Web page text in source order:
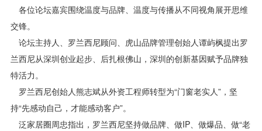
各位论坛嘉宾围绕温度与品牌、温度与传播从不同视角展开思维
交锋。
论坛主持人、罗兰西尼顾问、虎山品牌管理创始人谭屿枫提出罗
兰西尼从深圳创业起步、后扎根佛山，深圳的创新基因赋予品牌独
特活力。
罗兰西尼创始人熊志斌从外资工程师转型为“门窗老实人”，坚
持“先感动自己，才能感动客户”。
泛家居圈周忠指出，罗兰西尼坚持做品牌、做IP、做爆品、做“老